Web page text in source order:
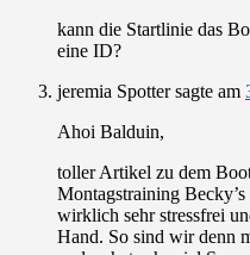
kann die Startlinie das
eine ID?
jeremia Spottersagte am
Ahoi Balduin,
toller Artikel zu dem
Montagstraining
wirklich sehr stressfrei
Hand. So sind wir denn